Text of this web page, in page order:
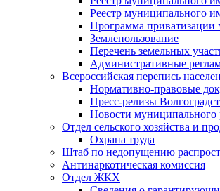
Реестр муниципального
Программа приватизации
Землепользование
Перечень земельных
Административные
Всероссийская перепись
Нормативно-правовые
Пресс-релизы
Новости
Отдел сельского хозяйства и
Охрана труда
Штаб по недопущению
Антинаркотическая комиссия
Отдел ЖКХ